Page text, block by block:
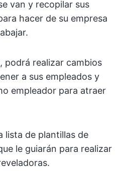
van y recopilar sus
hacer de su empresa
podrá realizar cambios
a sus empleados y
empleador para atraer
lista de plantillas de
le guiarán para realizar